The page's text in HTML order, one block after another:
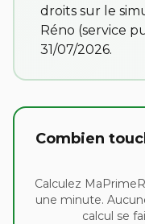
droits sur le
Réno (service
31/07/2026.
Combien
Calculez
une minute.
calcul se